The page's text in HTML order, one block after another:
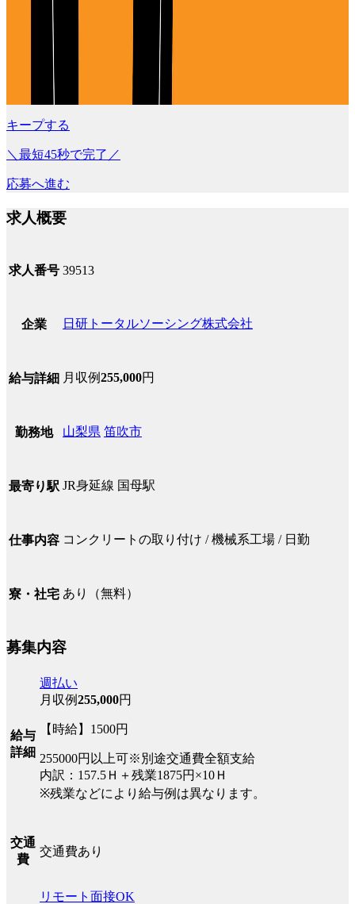
キープする
＼最短45秒で完了／
応募へ進む
求人概要
求人番号 39513
企業 日研トータルソーシング株式会社
給与詳細 月収例255,000円
勤務地 山梨県 笛吹市
最寄り駅 JR身延線 国母駅
仕事内容 コンクリートの取り付け / 機械系工場 / 日勤
寮・社宅 あり（無料）
募集内容
給与
詳細
週払い
月収例255,000円
【時給】1500円
255000円以上可※別途交通費全額支給
内訳：157.5Ｈ＋残業1875円×10Ｈ
※残業などにより給与例は異なります。
交通
費
交通費あり
リモート面接OK